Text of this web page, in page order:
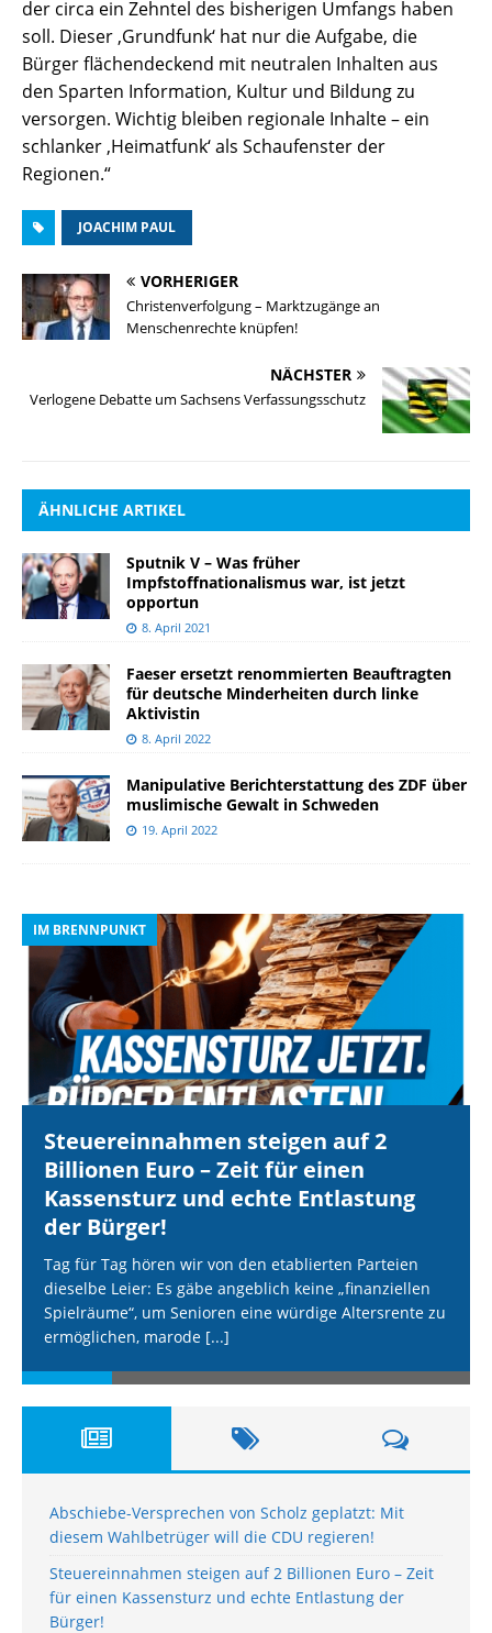
der circa ein Zehntel des bisherigen Umfangs haben
soll. Dieser ‚Grundfunk‘ hat nur die Aufgabe, die
Bürger flächendeckend mit neutralen Inhalten aus
den Sparten Information, Kultur und Bildung zu
versorgen. Wichtig bleiben regionale Inhalte – ein
schlanker ‚Heimatfunk‘ als Schaufenster der
Regionen.“
JOACHIM PAUL
VORHERIGER
Christenverfolgung – Marktzugänge an
Menschenrechte knüpfen!
NÄCHSTER
Verlogene Debatte um Sachsens Verfassungsschutz
ÄHNLICHE ARTIKEL
Sputnik V – Was früher
Impfstoffnationalismus war, ist jetzt
opportun
8. April 2021
Faeser ersetzt renommierten Beauftragten
für deutsche Minderheiten durch linke
Aktivistin
8. April 2022
Manipulative Berichterstattung des ZDF über
muslimische Gewalt in Schweden
19. April 2022
IM BRENNPUNKT
Steuereinnahmen steigen auf 2
Billionen Euro – Zeit für einen
Kassensturz und echte Entlastung
der Bürger!
Tag für Tag hören wir von den etablierten Parteien
dieselbe Leier: Es gäbe angeblich keine „finanziellen
Spielräume“, um Senioren eine würdige Altersrente zu
ermöglichen, marode [...]
Abschiebe-Versprechen von Scholz geplatzt: Mit
diesem Wahlbetrüger will die CDU regieren!
Steuereinnahmen steigen auf 2 Billionen Euro – Zeit
für einen Kassensturz und echte Entlastung der
Bürger!